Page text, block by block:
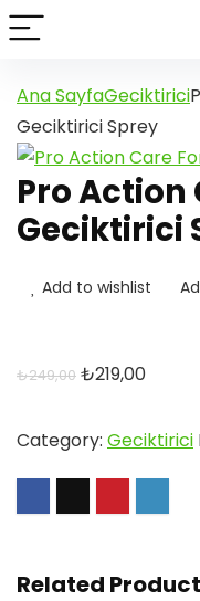
Ana SayfaGeciktirici
Geciktirici Sprey
Pro Action
Geciktirici
Add to wishlist
₺249,00 Orijinal
₺249,00.
₺219,00Şu
fiyat:
Category: Geciktirici
Related